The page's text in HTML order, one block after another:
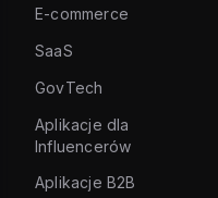
E-commerce
SaaS
GovTech
Aplikacje dla
Influencerów
Aplikacje B2B